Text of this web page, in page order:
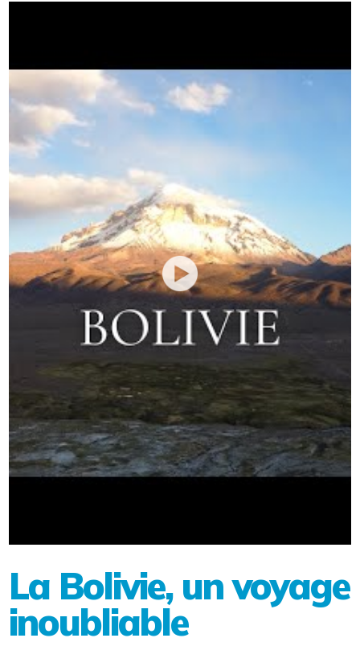
La Bolivie, un voyage
inoubliable